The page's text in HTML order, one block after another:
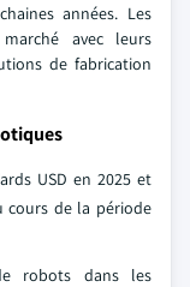
années. Les
avec leurs
de fabrication
USD en 2025 et
cours de la période
robots dans les